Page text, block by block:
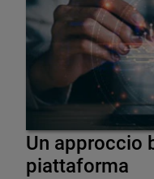
Un approccio
piattaforma